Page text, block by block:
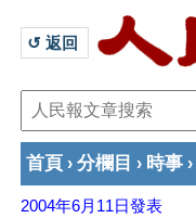
↺ 返回
首頁 › 分欄目 › 時事 ›
2004年6月11日發表